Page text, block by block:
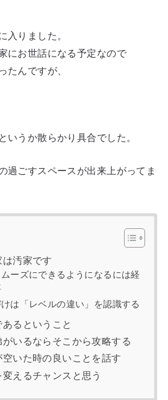
入りました。
にお世話になる予定なので
たんですが、
いうか散らかり具合でした。
過ごすスペースが出来上がってま
汚家です
ーズにできるようになるには経
は「レベルの違い」を認識する
るということ
いるならそこから攻略する
いた時の良いことを話す
えるチャンスと思う